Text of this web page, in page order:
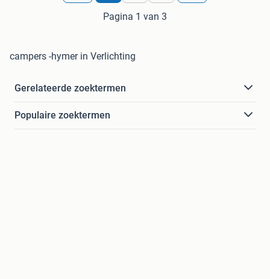
Pagina 1 van 3
campers -hymer in Verlichting
Gerelateerde zoektermen
Populaire zoektermen